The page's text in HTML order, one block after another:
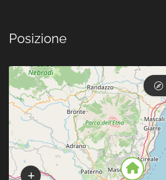
Posizione